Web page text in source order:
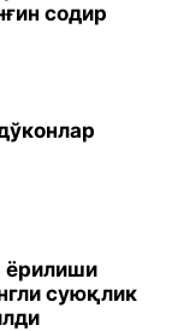
содир
ёрилиши
суюқлик